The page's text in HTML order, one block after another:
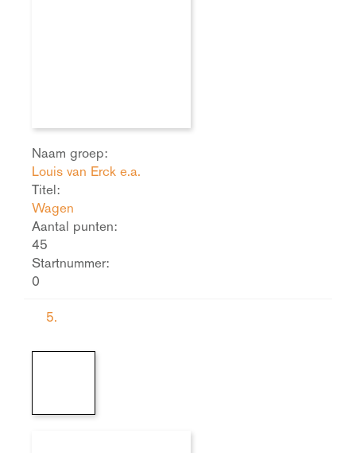
Naam groep:
Louis van Erck e.a.
Titel:
Wagen
Aantal punten:
45
Startnummer:
0
5.